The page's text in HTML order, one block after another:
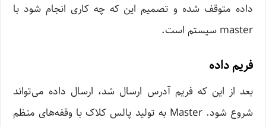
داده متوقف شده و تصمیم این که چه کاری انجام شود با
master سیستم است.
فریم داده
بعد از این که فریم آدرس ارسال شد، ارسال داده می‌تواند
شروع شود. Master به تولید پالس کلاک با وقفه‌های منظم